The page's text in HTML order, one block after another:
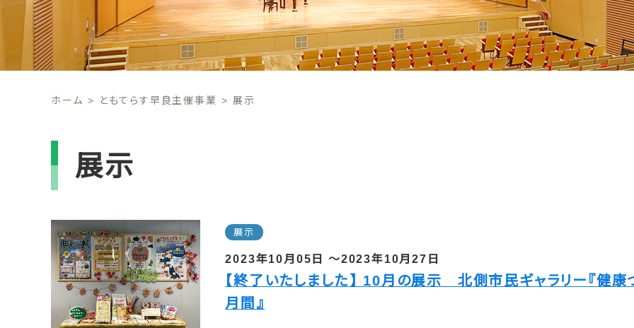
ホーム ともてらす早良主催事業 展示
展示
展示
2023年10月05日 ～2023年10月27日
【終了いたしました】 10月の展示 北側市民ギャラリー『健康
月間』